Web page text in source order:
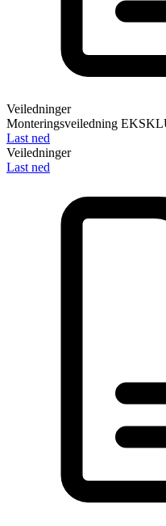
Veiledninger
Monteringsveiledning
Last ned
Veiledninger
Last ned